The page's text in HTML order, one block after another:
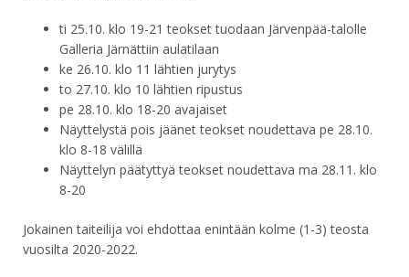
ti 25.10. klo 19-21 teokset tuodaan Järvenpää-talolle
Galleria Järnättiin aulatilaan
ke 26.10. klo 11 lähtien jurytys
to 27.10. klo 10 lähtien ripustus
pe 28.10. klo 18-20 avajaiset
Näyttelystä pois jäänet teokset noudettava pe 28.10.
klo 8-18 välillä
Näyttelyn päätyttyä teokset noudettava ma 28.11. klo
8-20
Jokainen taiteilija voi ehdottaa enintään kolme (1-3) teosta
vuosilta 2020-2022.